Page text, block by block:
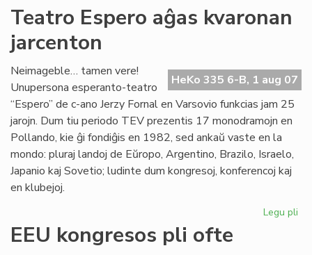
Teatro Espero aĝas kvaronan
jarcenton
HeKo 335 6-B, 1 aug 07
Neimageble… tamen vere!
Unupersona esperanto-teatro
“Espero” de c-ano Jerzy Fornal en Varsovio funkcias jam 25
jarojn. Dum tiu periodo TEV prezentis 17 monodramojn en
Pollando, kie ĝi fondiĝis en 1982, sed ankaŭ vaste en la
mondo: pluraj landoj de Eŭropo, Argentino, Brazilo, Israelo,
Japanio kaj Sovetio; ludinte dum kongresoj, konferencoj kaj
en klubejoj.
Legu pli
EEU kongresos pli ofte